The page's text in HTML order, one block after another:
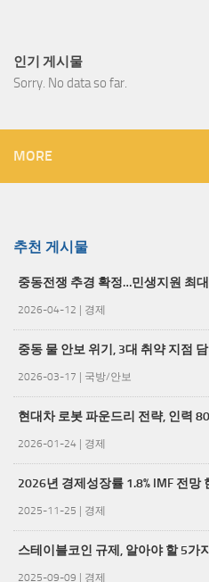
인기 게시물
Sorry. No data so far.
MORE
추천 게시물
중동전쟁 추경 확정…민생지원 최
2026-04-12 경제
중동 물 안보 위기, 3대 취약 지점
2026-03-17 국방/안보
현대차 로봇 파운드리 전략, 인력
2026-01-24 경제
2026년 경제성장률 1.8% IMF 전망
2025-11-25 경제
스테이블코인 규제, 알아야 할 5가
2025-09-09 경제